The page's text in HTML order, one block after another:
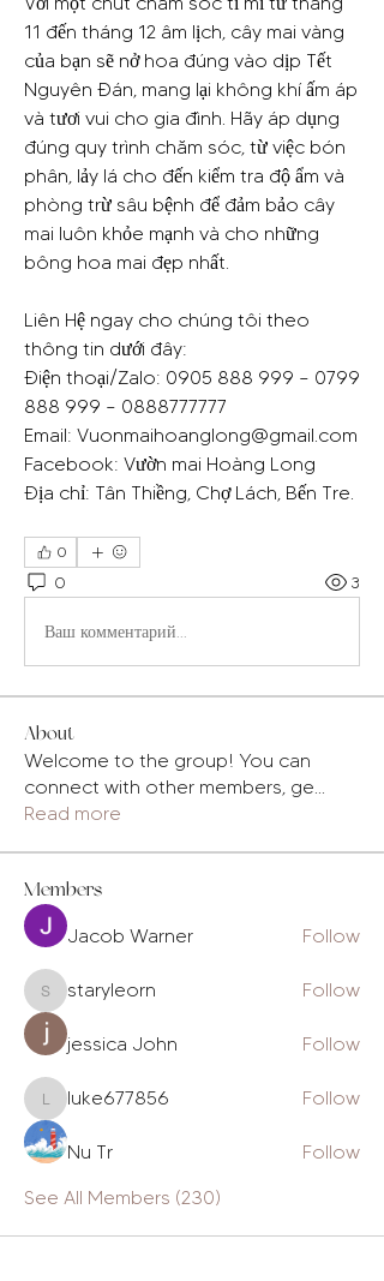
11 đến tháng 12 âm lịch, cây mai vàng
của bạn sẽ nở hoa đúng vào dịp Tết
Nguyên Đán, mang lại không khí ấm áp
và tươi vui cho gia đình. Hãy áp dụng
đúng quy trình chăm sóc, từ việc bón
phân, lảy lá cho đến kiểm tra độ ẩm và
phòng trừ sâu bệnh để đảm bảo cây
mai luôn khỏe mạnh và cho những
bông hoa mai đẹp nhất.
Liên Hệ ngay cho chúng tôi theo
thông tin dưới đây:
Điện thoại/Zalo: 0905 888 999 – 0799
888 999 – 0888777777
Email: Vuonmaihoanglong@gmail.com
Facebook: Vườn mai Hoàng Long
Địa chỉ: Tân Thiềng, Chợ Lách, Bến Tre.
0
0 3
Ваш комментарий...
About
Welcome to the group! You can
connect with other members, ge...
Read more
Members
Jacob Warner Follow
staryleorn
staryleorn Follow
jessica John Follow
luke677856
luke677856 Follow
Nu Tr
Follow
See All Members (230)